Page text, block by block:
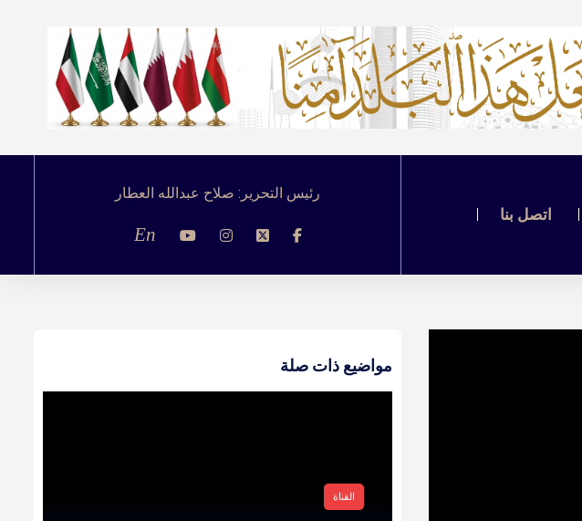
اتصل بنا
رئيس التحرير: صلاح عبدالله العطار
En
مواضيع ذات صلة
القناة